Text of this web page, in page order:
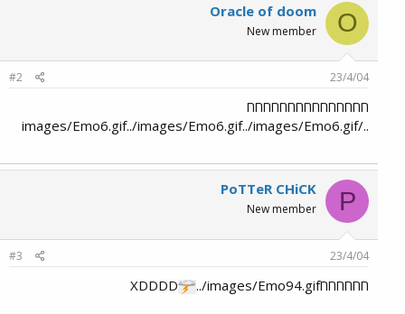
O
Oracle of doom
New member
23/4/04
#2
חחחחחחחחחחחחחחח
../images/Emo6.gif../images/Emo6.gif../images/Emo6.gif
P
PoTTeR CHiCK
New member
23/4/04
#3
חחחחחחXDDDD../images/Emo94.gif